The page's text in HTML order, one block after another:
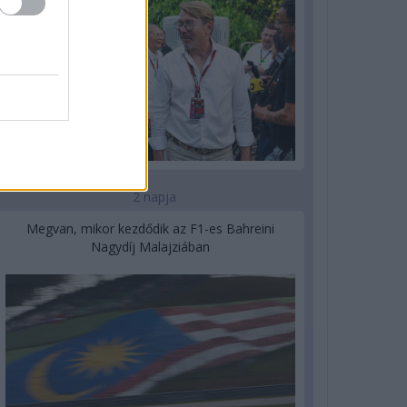
2 napja
Megvan, mikor kezdődik az F1-es Bahreini
Nagydíj Malajziában